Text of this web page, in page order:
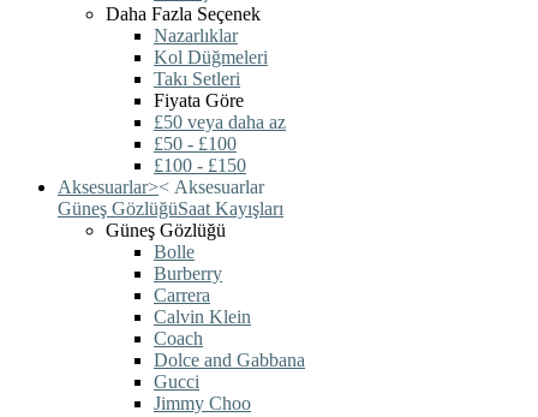
Daha Fazla Seçenek
Nazarlıklar
Kol Düğmeleri
Takı Setleri
Fiyata Göre
£50 veya daha az
£50 - £100
£100 - £150
Aksesuarlar>< Aksesuarlar
Güneş GözlüğüSaat Kayışları
Güneş Gözlüğü
Bolle
Burberry
Carrera
Calvin Klein
Coach
Dolce and Gabbana
Gucci
Jimmy Choo